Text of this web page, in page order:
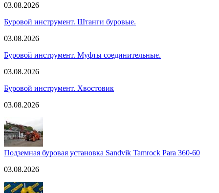
03.08.2026
Буровой инструмент. Штанги буровые.
03.08.2026
Буровой инструмент. Муфты соединительные.
03.08.2026
Буровой инструмент. Хвостовик
03.08.2026
Подземная буровая установка Sandvik Tamrock Para 360-60
03.08.2026